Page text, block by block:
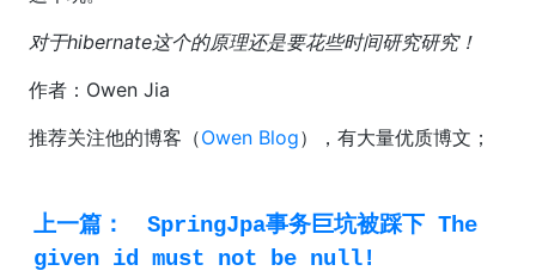
对于hibernate这个的原理还是要花些时间研究研究！
作者：Owen Jia
推荐关注他的博客（Owen Blog），有大量优质博文；
上一篇：
SpringJpa事务巨坑被踩下 The
given id must not be null!